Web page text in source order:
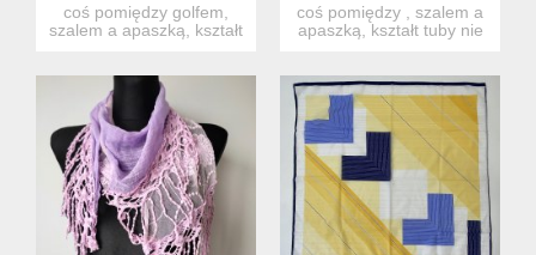
coś pomiędzy golfem,
szalem a apaszką, kształt
coś pomiędzy , szalem a
apaszką, kształt tuby nie